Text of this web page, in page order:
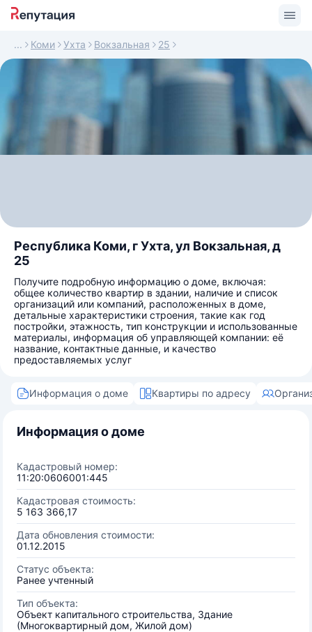
Коми Ухта Вокзальная 25
Республика Коми, г Ухта, ул Вокзальная, д
25
Получите подробную информацию о доме, включая:
общее количество квартир в здании, наличие и список
организаций или компаний, расположенных в доме,
детальные характеристики строения, такие как год
постройки, этажность, тип конструкции и использованные
материалы, информация об управляющей компании: её
название, контактные данные, и качество
предоставляемых услуг
Информация о доме Квартиры по адресу
Информация о доме
Кадастровый номер:
11:20:0606001:445
Кадастровая стоимость:
5 163 366,17
Дата обновления стоимости:
01.12.2015
Статус объекта:
Ранее учтенный
Тип объекта:
Объект капитального строительства, Здание
(Многоквартирный дом, Жилой дом)